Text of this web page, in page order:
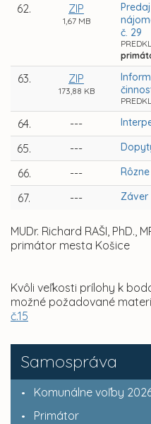
Samospráva
Komunálne voľby
Primátor
62. ZIP
1,67 MB
č. 29
63. ZIP
173,88 KB
64. ---
65. ---
66. --- Rôzne
67. --- Záver
MUDr. Richard RAŠI, PhD.,
primátor mesta Košice
Kvôli veľkosti prílohy k
možné požadované
č.15